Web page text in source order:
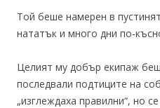
Той беше намерен в
нататък и много дни по-
Целият му добър екипаж
последвали подтиците на
„изглеждаха правилни“, но